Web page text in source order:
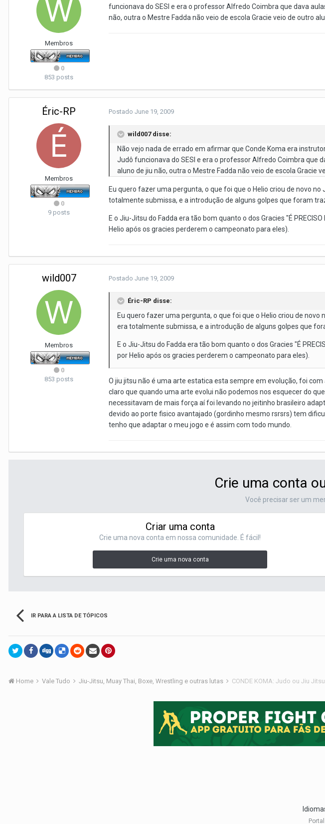
Membros
0
853 posts
funcionava do SESI e era o professor Alfredo Coimbra que dava
não, outra o Mestre Fadda não veio de escola Gracie veio de outro
Éric-RP
Membros
0
9 posts
Postado June 19, 2009
wild007 disse:
Não vejo nada de errado em afirmar que Conde Koma era
Judô funcionava do SESI e era o professor Alfredo Coimbra
aluno de jiu não, outra o Mestre Fadda não veio de escola Gracie
Eu quero fazer uma pergunta, o que foi que o Helio criou de novo
totalmente submissa, e a introdução de alguns golpes que foram
E o Jiu-Jitsu do Fadda era tão bom quanto o dos Gracies "É PRECISO
Helio após os gracies perderem o campeonato para eles).
wild007
Membros
0
853 posts
Postado June 19, 2009
Éric-RP disse:
Eu quero fazer uma pergunta, o que foi que o Helio criou de
era totalmente submissa, e a introdução de alguns golpes que
E o Jiu-Jitsu do Fadda era tão bom quanto o dos Gracies "É
por Helio após os gracies perderem o campeonato para eles).
O jiu jitsu não é uma arte estatica esta sempre em evolução, foi
claro que quando uma arte evolui não podemos nos esquecer do
necessitavam de mais força aí foi levando no jeitinho brasileiro
devido ao porte fisico avantajado (gordinho mesmo rsrsrs) tem
tenho que adaptar o meu jogo e é assim com todo mundo.
Crie uma conta
Você precisar ser um
Criar uma conta
Crie uma nova conta em nossa comunidade. É fácil!
Crie uma nova conta
IR PARA A LISTA DE TÓPICOS
Home Vale Tudo Jiu-Jitsu, Muay Thai, Boxe, Wrestling e outras lutas CONDE KOMA: Judo ou Jiu